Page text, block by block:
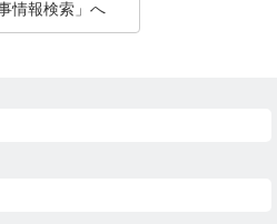
情報検索」へ